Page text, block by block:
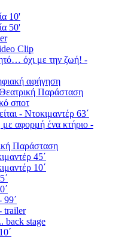
10'
50'
Clip
όχι με την ζωή! -
αφήγηση
Παράσταση
σποτ
- Ντοκιμαντέρ 63΄
με αφορμή ένα κτήριο -
Παράσταση
45΄
10΄
99΄
trailer
back stage